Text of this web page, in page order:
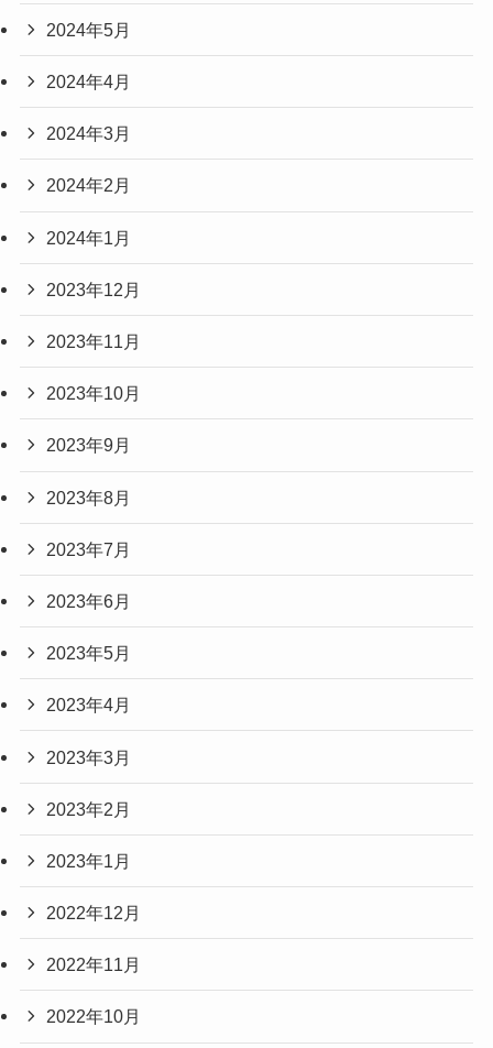
2024年5月
2024年4月
2024年3月
2024年2月
2024年1月
2023年12月
2023年11月
2023年10月
2023年9月
2023年8月
2023年7月
2023年6月
2023年5月
2023年4月
2023年3月
2023年2月
2023年1月
2022年12月
2022年11月
2022年10月